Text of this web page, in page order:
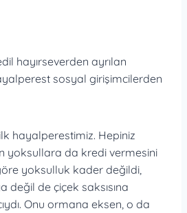
hayırseverden ayrılan
sosyal girişimcilerden
hayalperestimiz. Hepiniz
yoksullara da kredi vermesini
yoksulluk kader değildi,
değil de çiçek saksısına
Onu ormana eksen, o da